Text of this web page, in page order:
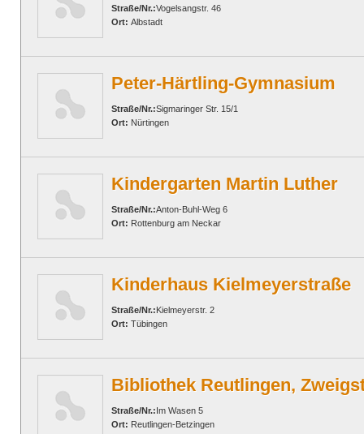
Straße/Nr.:Vogelsangstr. 46
Ort: Albstadt
Peter-Härtling-Gymnasium
Straße/Nr.:Sigmaringer Str. 15/1
Ort: Nürtingen
Kindergarten Martin Luther
Straße/Nr.:Anton-Buhl-Weg 6
Ort: Rottenburg am Neckar
Kinderhaus Kielmeyerstraße
Straße/Nr.:Kielmeyerstr. 2
Ort: Tübingen
Bibliothek Reutlingen,
Straße/Nr.:Im Wasen 5
Ort: Reutlingen-Betzingen